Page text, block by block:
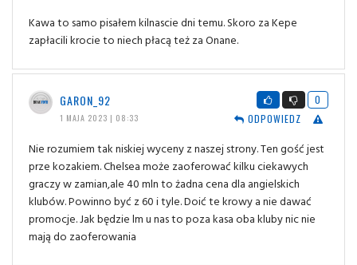
Kawa to samo pisałem kilnascie dni temu. Skoro za Kepe
zapłacili krocie to niech płacą też za Onane.
GARON_92
1 MAJA 2023 | 08:33
0
ODPOWIEDZ
Nie rozumiem tak niskiej wyceny z naszej strony. Ten gość jest
prze kozakiem. Chelsea może zaoferować kilku ciekawych
graczy w zamian,ale 40 mln to żadna cena dla angielskich
klubów. Powinno być z 60 i tyle. Doić te krowy a nie dawać
promocje. Jak będzie lm u nas to poza kasa oba kluby nic nie
mają do zaoferowania